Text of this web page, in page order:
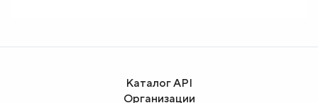
Каталог API
Организации